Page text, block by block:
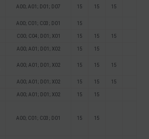
A00; A01; D01; D07 15 15 15
A00; C01; C03; D01 15
C00; C04; D01; X01 15 15 15
A00; A01; D01; X02 15 15
A00; A01; D01; X02 15 15 15
A00; A01; D01; X02 15 15 15
A00; A01; D01; X02 15 15
A00; C01; C03; D01 15 15